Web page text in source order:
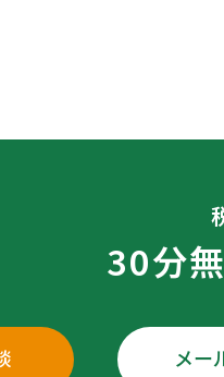
30分
メー